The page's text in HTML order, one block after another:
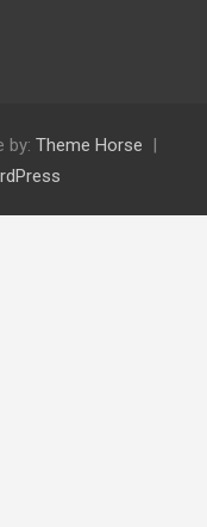
by: Theme Horse